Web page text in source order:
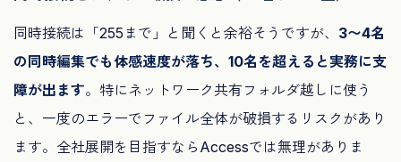
同時接続は「255まで」と聞くと余裕そうですが、 3〜4名
の同時編集でも体感速度が落ち、10名を超えると実務に支
障が出ます。特にネットワーク共有フォルダ越しに使う
と、一度のエラーでファイル全体が破損するリスクがあり
ます。全社展開を目指すならAccessでは無理がありま